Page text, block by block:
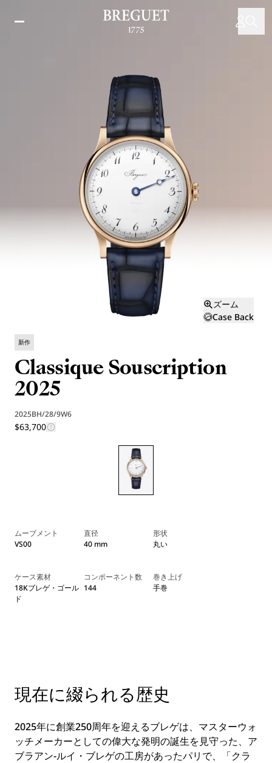
ズーム
Case Back
新作
Classique Souscription
2025
2025BH/28/9W6
$63,700
ムーブメント
VS00
直径
40 mm
形状
丸い
ケース素材
18Kブレゲ・ゴール
ド
コンポーネント数
144
巻き上げ
手巻
現在に綴られる歴史
2025年に創業250周年を迎えるブレゲは、マスターウォ
ッチメーカーとしての偉大な発明の誕生を見守った、ア
ブラアン-ルイ・ブレゲの工房があったパリで、「クラ